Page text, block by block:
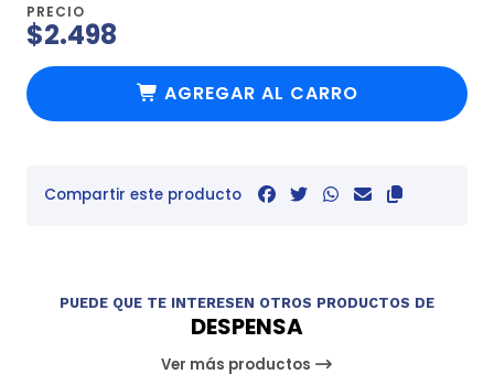
PRECIO
$2.498
AGREGAR AL CARRO
Compartir este producto
PUEDE QUE TE INTERESEN OTROS PRODUCTOS DE
DESPENSA
Ver más productos